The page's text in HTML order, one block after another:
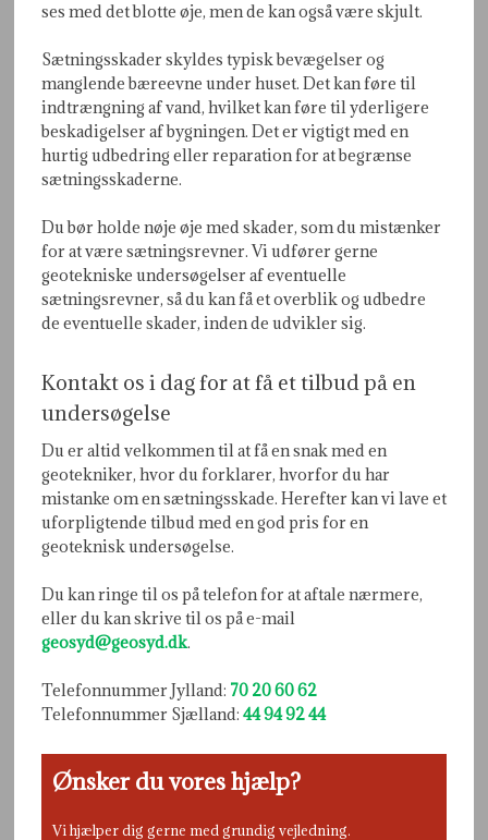
ses med det blotte øje, men de kan også være skjult.
Sætningsskader skyldes typisk bevægelser og
manglende bæreevne under huset. Det kan føre til
indtrængning af vand, hvilket kan føre til yderligere
beskadigelser af bygningen. Det er vigtigt med en
hurtig udbedring eller reparation for at begrænse
sætningsskaderne.
Du bør holde nøje øje med skader, som du mistænker
for at være sætningsrevner. Vi udfører gerne
geotekniske undersøgelser af eventuelle
sætningsrevner, så du kan få et overblik og udbedre
de eventuelle skader, inden de udvikler sig.
Kontakt os i dag for at få et tilbud på en
undersøgelse
Du er altid velkommen til at få en snak med en
geotekniker, hvor du forklarer, hvorfor du har
mistanke om en sætningsskade. Herefter kan vi lave et
uforpligtende tilbud med en god pris for en
geoteknisk undersøgelse.
Du kan ringe til os på telefon for at aftale nærmere,
eller du kan skrive til os på e-mail
geosyd@geosyd.dk.
Telefonnummer Jylland: 70 20 60 62
Telefonnummer Sjælland: 44 94 92 44​
Ønsker du vores hjælp?
Vi hjælper dig gerne med grundig vejledning.